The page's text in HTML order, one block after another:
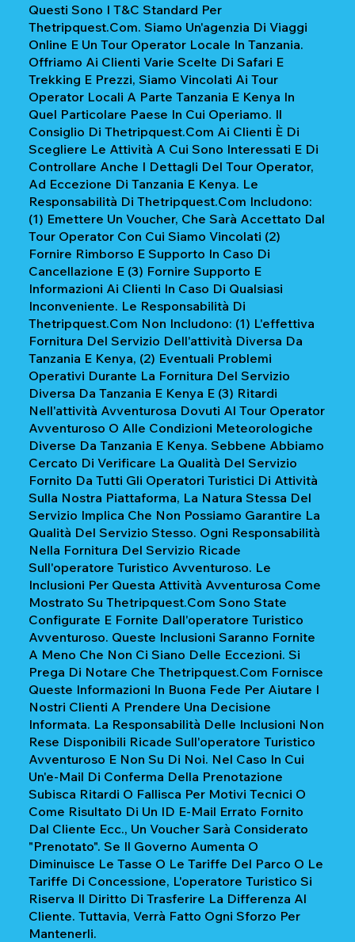
Questi Sono I T&C Standard Per
Thetripquest.com. Siamo Un'agenzia Di Viaggi
Online E Un Tour Operator Locale In Tanzania.
Offriamo Ai Clienti Varie Scelte Di Safari E
Trekking E Prezzi, Siamo Vincolati Ai Tour
Operator Locali A Parte Tanzania E Kenya In
Quel Particolare Paese In Cui Operiamo. Il
Consiglio Di Thetripquest.com Ai Clienti È Di
Scegliere Le Attività A Cui Sono Interessati E Di
Controllare Anche I Dettagli Del Tour Operator,
Ad Eccezione Di Tanzania E Kenya. Le
Responsabilità Di Thetripquest.com Includono:
(1) Emettere Un Voucher, Che Sarà Accettato Dal
Tour Operator Con Cui Siamo Vincolati (2)
Fornire Rimborso E Supporto In Caso Di
Cancellazione E (3) Fornire Supporto E
Informazioni Ai Clienti In Caso Di Qualsiasi
Inconveniente. Le Responsabilità Di
Thetripquest.com Non Includono: (1) L'effettiva
Fornitura Del Servizio Dell'attività Diversa Da
Tanzania E Kenya, (2) Eventuali Problemi
Operativi Durante La Fornitura Del Servizio
Diversa Da Tanzania E Kenya E (3) Ritardi
Nell'attività Avventurosa Dovuti Al Tour Operator
Avventuroso O Alle Condizioni Meteorologiche
Diverse Da Tanzania E Kenya. Sebbene Abbiamo
Cercato Di Verificare La Qualità Del Servizio
Fornito Da Tutti Gli Operatori Turistici Di Attività
Sulla Nostra Piattaforma, La Natura Stessa Del
Servizio Implica Che Non Possiamo Garantire La
Qualità Del Servizio Stesso. Ogni Responsabilità
Nella Fornitura Del Servizio Ricade
Sull'operatore Turistico Avventuroso. Le
Inclusioni Per Questa Attività Avventurosa Come
Mostrato Su Thetripquest.com Sono State
Configurate E Fornite Dall'operatore Turistico
Avventuroso. Queste Inclusioni Saranno Fornite
A Meno Che Non Ci Siano Delle Eccezioni. Si
Prega Di Notare Che Thetripquest.com Fornisce
Queste Informazioni In Buona Fede Per Aiutare I
Nostri Clienti A Prendere Una Decisione
Informata. La Responsabilità Delle Inclusioni Non
Rese Disponibili Ricade Sull'operatore Turistico
Avventuroso E Non Su Di Noi. Nel Caso In Cui
Un'e-Mail Di Conferma Della Prenotazione
Subisca Ritardi O Fallisca Per Motivi Tecnici O
Come Risultato Di Un ID E-Mail Errato Fornito
Dal Cliente Ecc., Un Voucher Sarà Considerato
"prenotato". Se Il Governo Aumenta O
Diminuisce Le Tasse O Le Tariffe Del Parco O Le
Tariffe Di Concessione, L'operatore Turistico Si
Riserva Il Diritto Di Trasferire La Differenza Al
Cliente. Tuttavia, Verrà Fatto Ogni Sforzo Per
Mantenerli.